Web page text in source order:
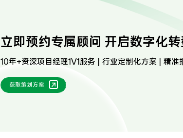
立即预约专属顾问 开启数字化转
10年+资深项目经理1V1服务 | 行业定制化方案 | 精准
获取策划方案